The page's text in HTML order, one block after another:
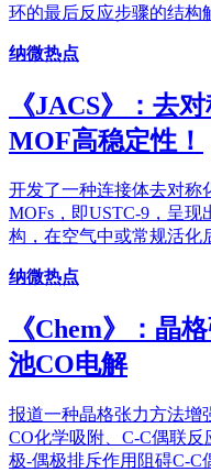
环的最后反应步骤的结构
纳微热点
《JACS》：去
MOF高稳定性！
开发了一种连接体去对称
MOFs，即USTC-9，呈现
构，在空气中或常规活化
纳微热点
《Chem》：晶
池CO电解
报道一种晶格张力方法增
CO化学吸附、C-C偶联
极-偶极排斥作用阻碍C-C